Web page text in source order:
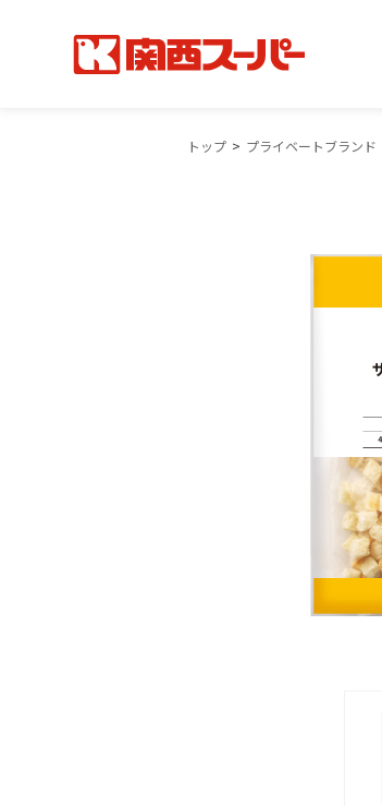
トップ プライベートブランド